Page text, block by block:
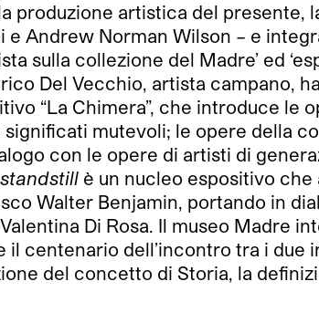
produzione artistica del presente,
Andrew Norman Wilson – e
sulla collezione del Madre’ ed
Del Vecchio, artista campano,
“La Chimera”, che introduce le
mutevoli; le opere della
con le opere di artisti di
è un nucleo espositivo
Walter Benjamin, portando in
Di Rosa. Il museo Madre
centenario dell’incontro tra i due
del concetto di Storia, la